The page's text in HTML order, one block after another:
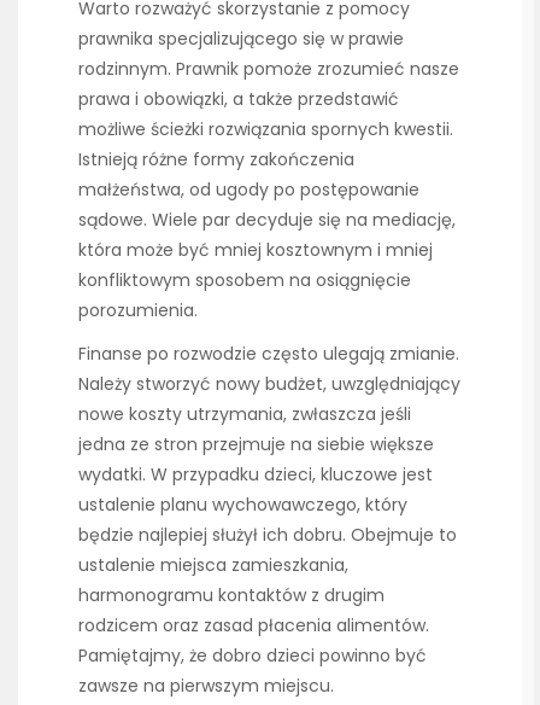
Warto rozważyć skorzystanie z pomocy
prawnika specjalizującego się w prawie
rodzinnym. Prawnik pomoże zrozumieć nasze
prawa i obowiązki, a także przedstawić
możliwe ścieżki rozwiązania spornych kwestii.
Istnieją różne formy zakończenia
małżeństwa, od ugody po postępowanie
sądowe. Wiele par decyduje się na mediację,
która może być mniej kosztownym i mniej
konfliktowym sposobem na osiągnięcie
porozumienia.
Finanse po rozwodzie często ulegają zmianie.
Należy stworzyć nowy budżet, uwzględniający
nowe koszty utrzymania, zwłaszcza jeśli
jedna ze stron przejmuje na siebie większe
wydatki. W przypadku dzieci, kluczowe jest
ustalenie planu wychowawczego, który
będzie najlepiej służył ich dobru. Obejmuje to
ustalenie miejsca zamieszkania,
harmonogramu kontaktów z drugim
rodzicem oraz zasad płacenia alimentów.
Pamiętajmy, że dobro dzieci powinno być
zawsze na pierwszym miejscu.